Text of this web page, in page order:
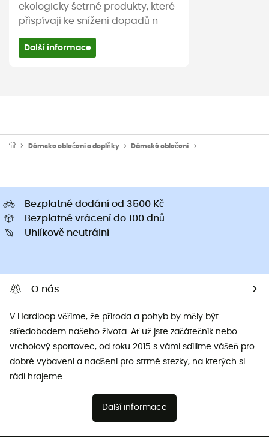
ekologicky šetrné produkty, které
přispívají ke snížení dopadů n
Další informace
Dámske oblečeni a doplňky Dámské oblečení
Bezplatné dodání od 3500 Kč
Bezplatné vrácení do 100 dnů
Uhlíkově neutrální
O nás
V Hardloop věříme, že příroda a pohyb by měly být
středobodem našeho života. Ať už jste začátečník nebo
vrcholový sportovec, od roku 2015 s vámi sdílíme vášeň pro
dobré vybavení a nadšení pro strmé stezky, na kterých si
rádi hrajeme.
Další informace